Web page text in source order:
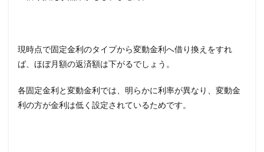
現時点で固定金利のタイプから変動金利へ借り換えをすれ
ば、ほぼ月額の返済額は下がるでしょう。
各固定金利と変動金利では、明らかに利率が異なり、変動金
利の方が金利は低く設定されているためです。